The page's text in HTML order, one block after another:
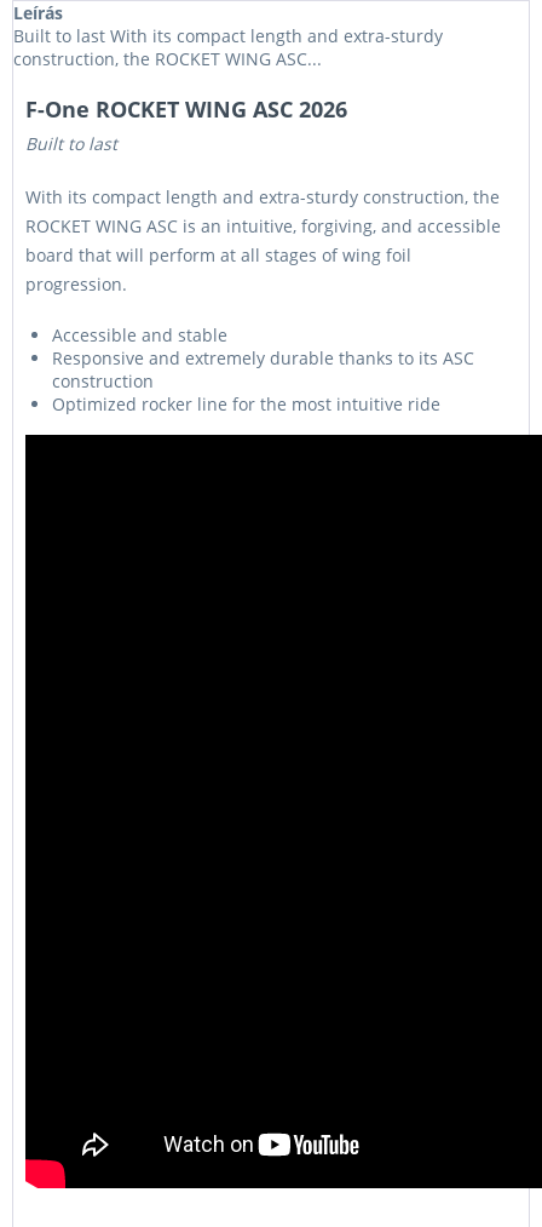
Leírás
Built to last With its compact length and extra-sturdy
construction, the ROCKET WING ASC...
F-One ROCKET WING ASC 2026
Built to last
With its compact length and extra-sturdy construction, the
ROCKET WING ASC is an intuitive, forgiving, and accessible
board that will perform at all stages of wing foil
progression.
Accessible and stable
Responsive and extremely durable thanks to its ASC
construction
Optimized rocker line for the most intuitive ride